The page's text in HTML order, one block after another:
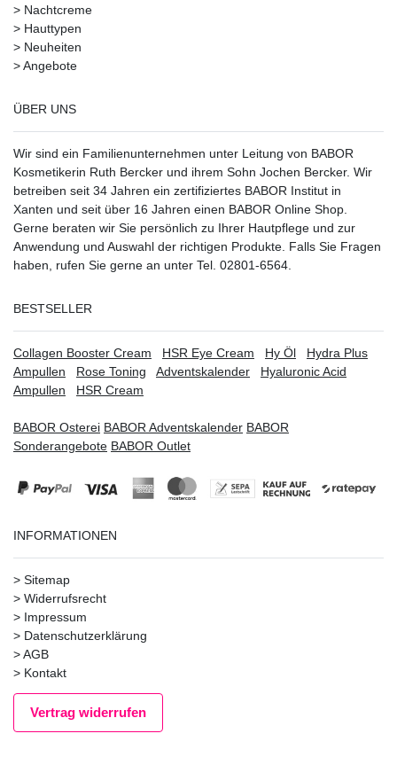
> Nachtcreme
> Hauttypen
> Neuheiten
>Angebote
ÜBER UNS
Wir sind ein Familienunternehmen unter Leitung von BABOR
Kosmetikerin Ruth Bercker und ihrem Sohn Jochen Bercker. Wir
betreiben seit 34 Jahren ein zertifiziertes BABOR Institut in
Xanten und seit über 16 Jahren einen BABOR Online Shop.
Gerne beraten wir Sie persönlich zu Ihrer Hautpflege und zur
Anwendung und Auswahl der richtigen Produkte. Falls Sie Fragen
haben, rufen Sie gerne an unter Tel. 02801-6564.
BESTSELLER
Collagen Booster Cream HSR Eye Cream Hy Öl
Hydra Plus
Ampullen
Rose Toning Adventskalender
Hyaluronic Acid
Ampullen
HSR Cream
BABOR Osterei BABOR Adventskalender BABOR
Sonderangebote BABOR Outlet
INFORMATIONEN
> Sitemap
> Widerrufsrecht
> Impressum
> Datenschutzerklärung
>AGB
> Kontakt
Vertrag widerrufen